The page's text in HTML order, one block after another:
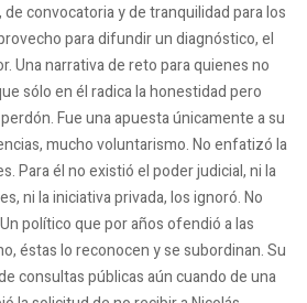
convocatoria y de tranquilidad para los
para difundir un diagnóstico, el
Una narrativa de reto para quienes no
sólo en él radica la honestidad pero
Fue una apuesta únicamente a su
mucho voluntarismo. No enfatizó la
Para él no existió el poder judicial, ni la
ni la iniciativa privada, los ignoró. No
político que por años ofendió a las
éstas lo reconocen y se subordinan. Su
consultas públicas aún cuando de una